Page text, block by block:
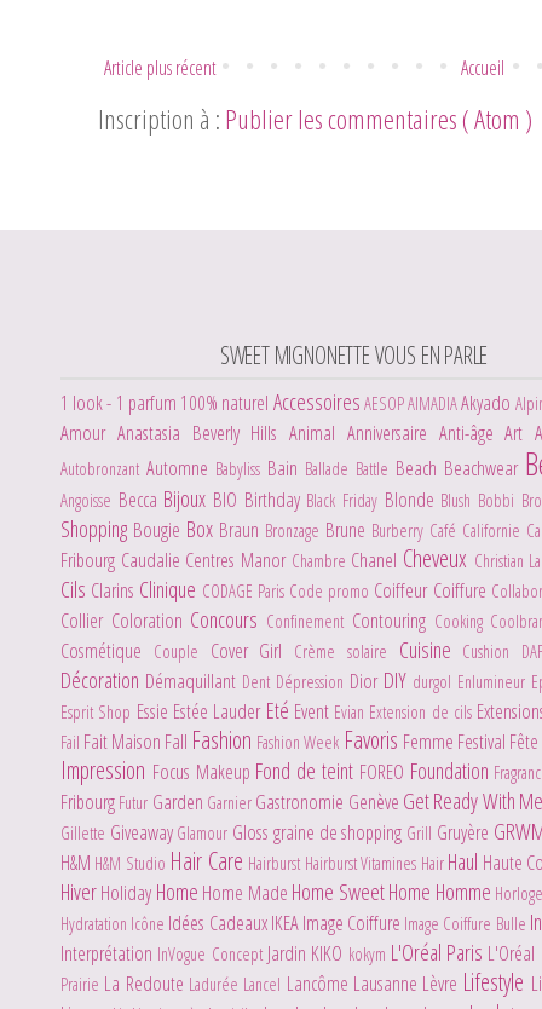
Article plus récent Accueil
Inscription à :Publier les commentaires ( Atom )
SWEET MIGNONETTE VOUS EN PARLE
1 look - 1 parfum 100% naturel Accessoires AESOPAIMADIAAkyado
Amour Anastasia Beverly HillsAnimal Anniversaire Anti-âgeArt
Autobronzant Automne Babyliss Bain Ballade Battle Beach Beachwear
Angoisse Becca Bijoux BIO Birthday Black Friday Blonde Blush Bobbi
Shopping Bougie Box Braun Bronzage Brune Burberry Café Californie
Fribourg Caudalie Centres Manor Chambre Chanel Cheveux Christian
Cils Clarins Clinique CODAGE Paris Code promo Coiffeur Coiffure
Collier Coloration Concours Confinement Contouring Cooking
Cosmétique Couple Cover Girl Crème solaire Cuisine Cushion
Décoration Démaquillant Dent Dépression Dior DIY durgol Enlumineur
Esprit Shop Essie Estée Lauder Eté Event Evian Extension de cils
Fail Fait Maison Fall Fashion Fashion Week Favoris Femme Festival
Impression Focus Makeup Fond de teint FOREO Foundation
Fribourg Futur Garden Garnier Gastronomie Genève Get Ready With
Gillette Giveaway Glamour Gloss graine de shopping Grill Gruyère
H&M H&M Studio Hair Care Hairburst Hairburst Vitamines Hair Haul Haute
HiverHoliday Home Home Made Home Sweet Home Homme
Hydratation Icône Idées CadeauxIKEAImage Coiffure Image Coiffure Bulle
Interprétation InVogue Concept Jardin KIKO kokym L'Oréal Paris
Prairie La Redoute Ladurée Lancel Lancôme Lausanne Lèvre Lifestyle